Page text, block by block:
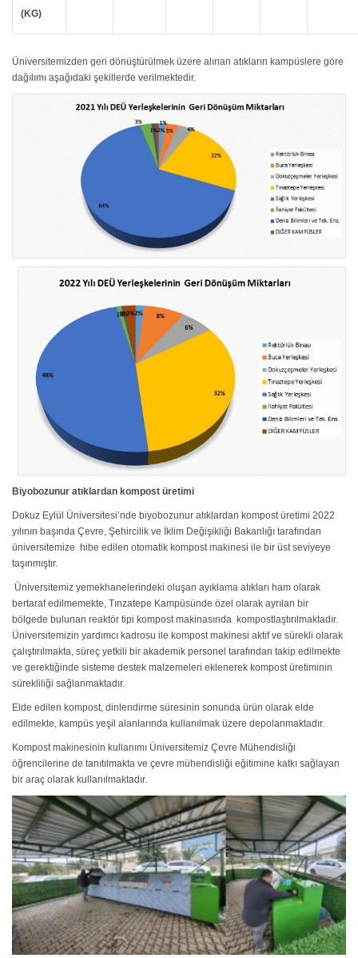
(KG)
Üniversitemizden geri dönüştürülmek üzere alınan atıkların kampüslere göre
dağılımı aşağıdaki şekillerde verilmektedir.
Biyobozunur atıklardan kompost üretimi
Dokuz Eylül Üniversitesi’nde biyobozunur atıklardan kompost üretimi 2022
yılının başında Çevre, Şehircilik ve İklim Değişikliği Bakanlığı tarafından
üniversitemize hibe edilen otomatik kompost makinesi ile bir üst seviyeye
taşınmıştır.
Üniversitemiz yemekhanelerindeki oluşan ayıklama atıkları ham olarak
bertaraf edilmemekte, Tınzatepe Kampüsünde özel olarak ayrılan bir
bölgede bulunan reaktör tipi kompost makinasında kompostlaştırılmaktadır.
Üniversitemizin yardımcı kadrosu ile kompost makinesi aktif ve sürekli olarak
çalıştırılmakta, süreç yetkili bir akademik personel tarafından takip edilmekte
ve gerektiğinde sisteme destek malzemeleri eklenerek kompost üretiminin
sürekliliği sağlanmaktadır.
Elde edilen kompost, dinlendirme süresinin sonunda ürün olarak elde
edilmekte, kampüs yeşil alanlarında kullanılmak üzere depolanmaktadır.
Kompost makinesinin kullanımı Üniversitemiz Çevre Mühendisliği
öğrencilerine de tanıtılmakta ve çevre mühendisliği eğitimine katkı sağlayan
bir araç olarak kullanılmaktadır.